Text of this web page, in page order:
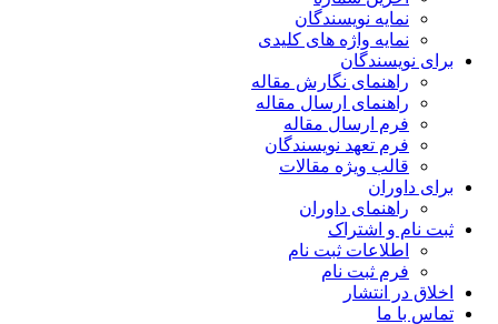
نمایه نویسندگان
نمایه واژه های کلیدی
برای نویسندگان
راهنمای نگارش مقاله
راهنمای ارسال مقاله
فرم ارسال مقاله
فرم تعهد نویسندگان
قالب ویژه مقالات
برای داوران
راهنمای داوران
ثبت نام و اشتراک
اطلاعات ثبت نام
فرم ثبت نام
اخلاق در انتشار
تماس با ما